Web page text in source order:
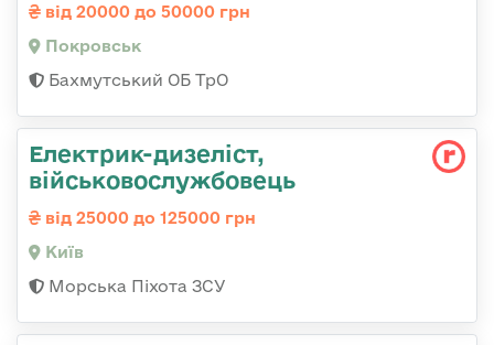
від 20000 до 50000 грн
Покровськ
Бахмутський ОБ ТрО
Електрик-дизеліст,
військовослужбовець
від 25000 до 125000 грн
Київ
Морська Піхота ЗСУ